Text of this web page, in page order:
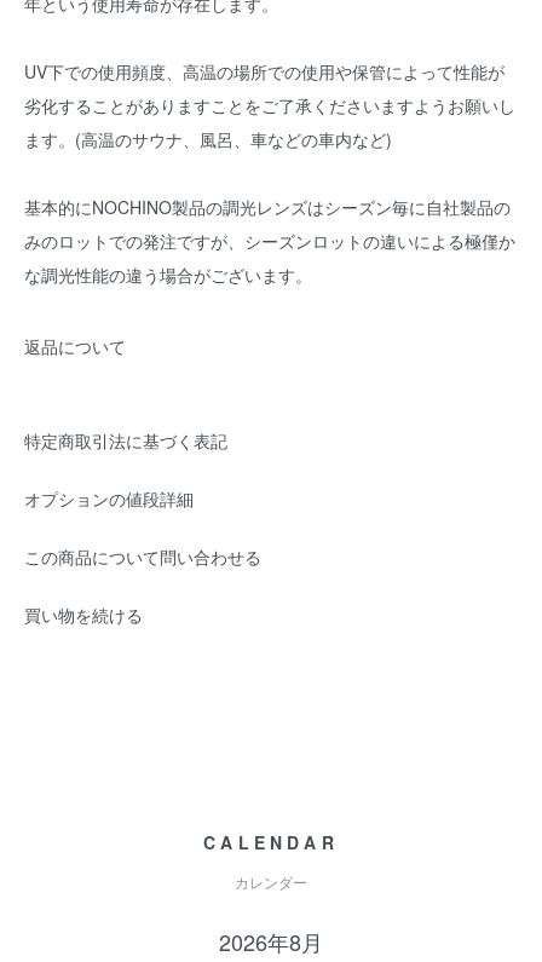
UV下での使用頻度、高温の場所での使用や保管によって性能が
劣化することがありますことをご了承くださいますようお願いし
ます。(高温のサウナ、風呂、車などの車内など)
基本的にNOCHINO製品の調光レンズはシーズン毎に自社製品の
みのロットでの発注ですが、シーズンロットの違いによる極僅か
な調光性能の違う場合がございます。
返品について
特定商取引法に基づく表記
オプションの値段詳細
この商品について問い合わせる
買い物を続ける
CALENDAR
カレンダー
2026年8月